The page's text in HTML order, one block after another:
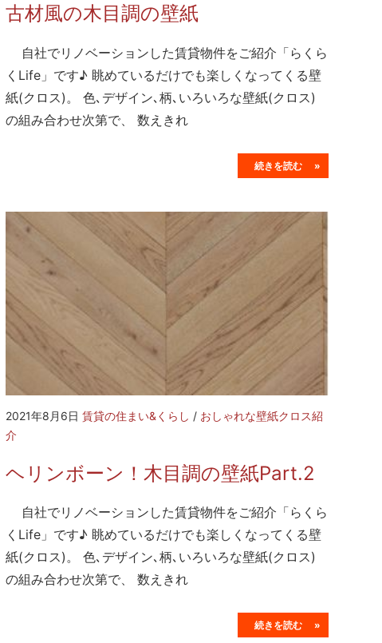
古材風の木目調の壁紙
自社でリノベーションした賃貸物件をご紹介「らくら
くLife」です♪ 眺めているだけでも楽しくなってくる壁
紙(クロス)。 色､デザイン､柄､いろいろな壁紙(クロス)
の組み合わせ次第で、 数えきれ
続きを読む »
2021年8月6日 賃貸の住まい&くらし / おしゃれな壁紙クロス紹
介
ヘリンボーン！木目調の壁紙Part.2
自社でリノベーションした賃貸物件をご紹介「らくら
くLife」です♪ 眺めているだけでも楽しくなってくる壁
紙(クロス)。 色､デザイン､柄､いろいろな壁紙(クロス)
の組み合わせ次第で、 数えきれ
続きを読む »